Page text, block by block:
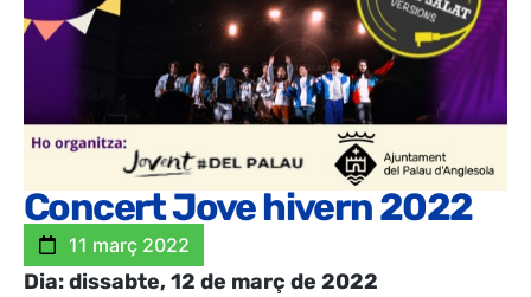
Concert Jove hivern 2022
11 març 2022
Dia: dissabte, 12 de març de 2022